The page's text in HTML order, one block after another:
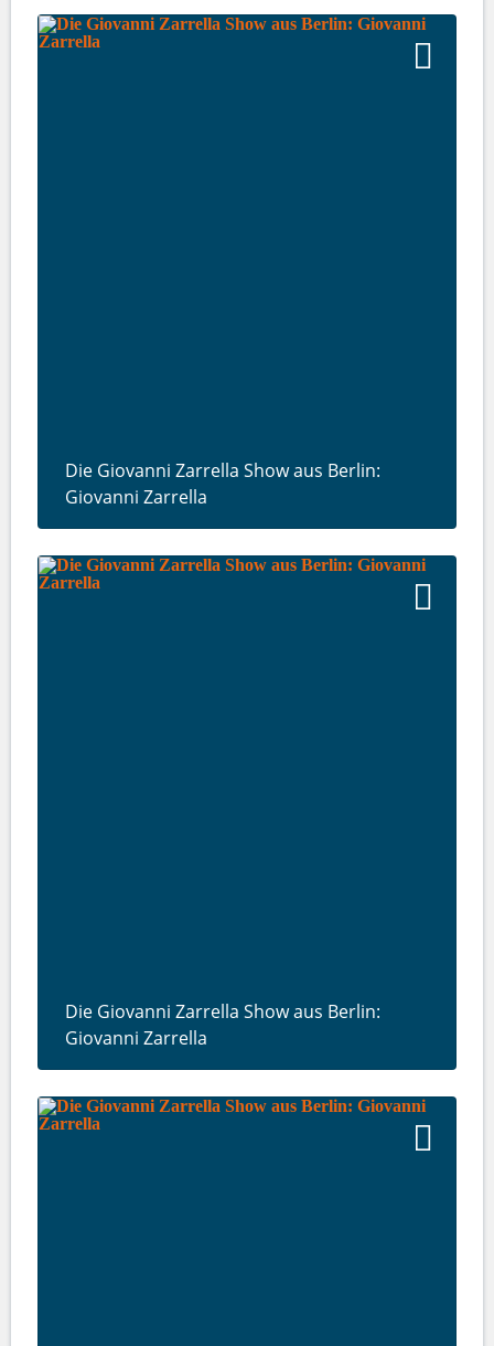
Die Giovanni Zarrella Show aus Berlin:
Giovanni Zarrella
Die Giovanni Zarrella Show aus Berlin:
Giovanni Zarrella